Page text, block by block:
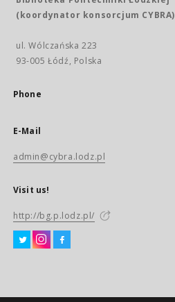
(koordynator konsorcjum CYBRA)
ul. Wólczańska 223
93-005 Łódź, Polska
Phone
E-Mail
admin@cybra.lodz.pl
Visit us!
http://bg.p.lodz.pl/